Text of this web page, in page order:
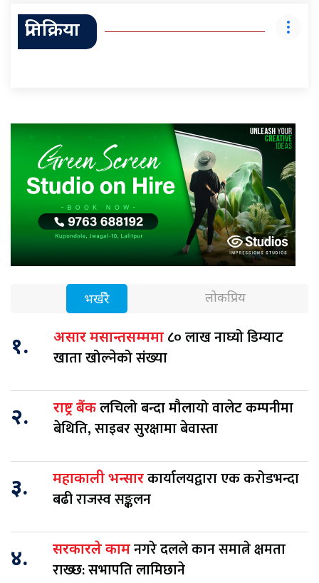
प्रतिक्रिया
भर्खरै लोकप्रिय
१. असार मसान्तसम्ममा ८० लाख नाघ्यो डिम्याट
खाता खोल्नेको संख्या
२. राष्ट्र बैंकलचिलो बन्दा मौलायो वालेट कम्पनीमा
बेथिति, साइबर सुरक्षामा बेवास्ता
३. महाकाली भन्सारकार्यालयद्वारा एक करोडभन्दा
बढी राजस्व सङ्कलन
४. सरकारले कामनगरे दलले कान समात्ने क्षमता
राख्छ: सभापति लामिछाने